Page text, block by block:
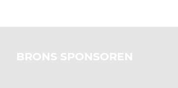
BRONS SPONSOREN